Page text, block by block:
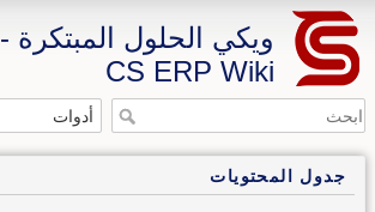
ويكي الحلول المبتكرة -
CS ERP Wiki
جدول المحتويات